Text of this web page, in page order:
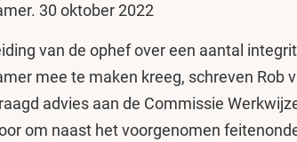
30 oktober 2022
van de ophef over een aantal
mee te maken kreeg, schreven Rob
advies aan de Commissie
om naast het voorgenomen